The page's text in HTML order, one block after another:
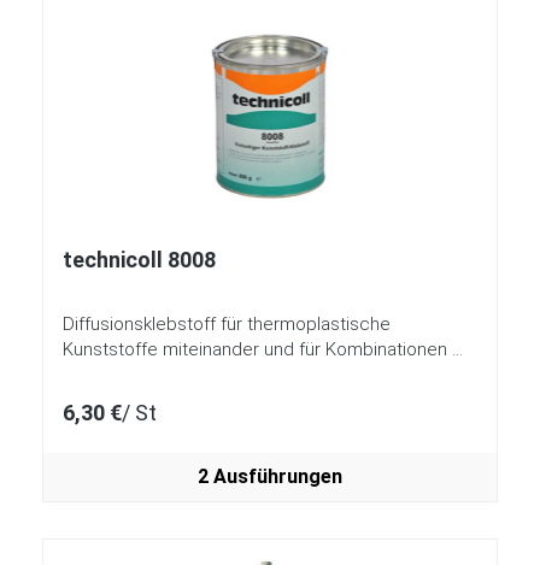
technicoll 8008
Diffusionsklebstoff für thermoplastische
Kunststoffe miteinander und für Kombinationen mit
6,30 €/ St
2 Ausführungen